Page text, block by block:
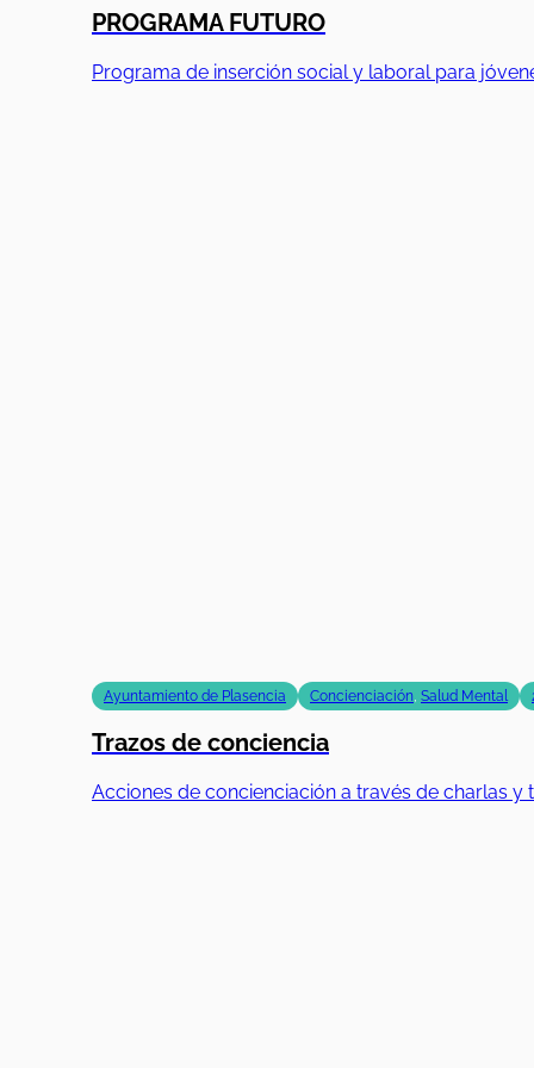
PROGRAMA FUTURO
Programa de inserción social y laboral para
Ayuntamiento de Plasencia Concienciación, Salud Mental
Trazos de conciencia
Acciones de concienciación a través de charlas